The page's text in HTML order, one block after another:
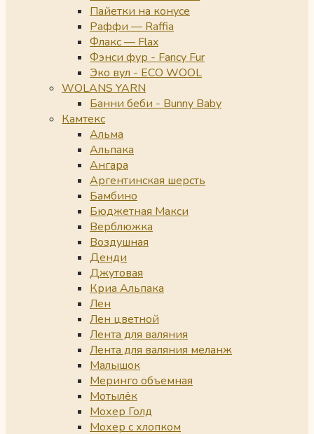
Пайетки на конусе
Раффи — Raffia
Флакс — Flax
Фэнси фур - Fancy Fur
Эко вул - ECO WOOL
WOLANS YARN
Банни беби - Bunny Baby
Камтекс
Альма
Альпака
Ангара
Аргентинская шерсть
Бамбино
Бюджетная Макси
Верблюжка
Воздушная
Денди
Джутовая
Криа Альпака
Лен
Лен цветной
Лента для валяния
Лента для валяния меланж
Малышок
Меринго объемная
Мотылёк
Мохер Голд
Мохер с хлопком